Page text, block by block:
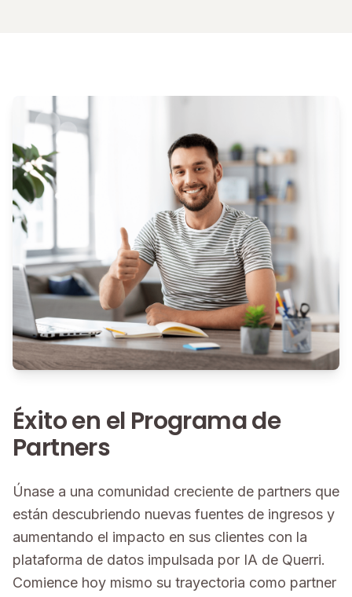
Éxito en el Programa de
Partners
Únase a una comunidad creciente de partners que
están descubriendo nuevas fuentes de ingresos y
aumentando el impacto en sus clientes con la
plataforma de datos impulsada por IA de Querri.
Comience hoy mismo su trayectoria como partner